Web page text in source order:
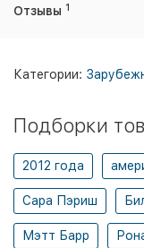
Отзывы 1
Категории:
Подборки
2012 года
Сара Пэриш
Мэтт Барр